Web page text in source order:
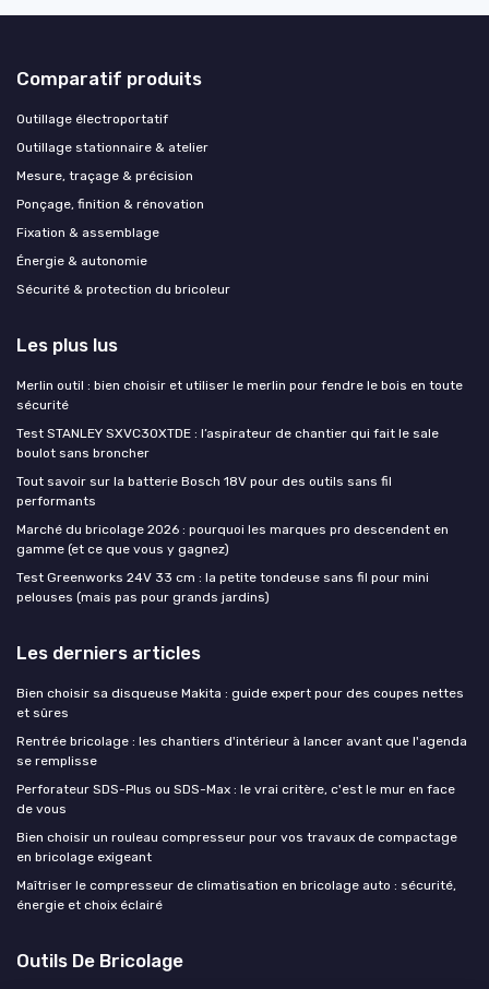
Comparatif produits
Outillage électroportatif
Outillage stationnaire & atelier
Mesure, traçage & précision
Ponçage, finition & rénovation
Fixation & assemblage
Énergie & autonomie
Sécurité & protection du bricoleur
Les plus lus
Merlin outil : bien choisir et utiliser le merlin pour fendre le bois en toute
sécurité
Test STANLEY SXVC30XTDE : l’aspirateur de chantier qui fait le sale
boulot sans broncher
Tout savoir sur la batterie Bosch 18V pour des outils sans fil
performants
Marché du bricolage 2026 : pourquoi les marques pro descendent en
gamme (et ce que vous y gagnez)
Test Greenworks 24V 33 cm : la petite tondeuse sans fil pour mini
pelouses (mais pas pour grands jardins)
Les derniers articles
Bien choisir sa disqueuse Makita : guide expert pour des coupes nettes
et sûres
Rentrée bricolage : les chantiers d'intérieur à lancer avant que l'agenda
se remplisse
Perforateur SDS-Plus ou SDS-Max : le vrai critère, c'est le mur en face
de vous
Bien choisir un rouleau compresseur pour vos travaux de compactage
en bricolage exigeant
Maîtriser le compresseur de climatisation en bricolage auto : sécurité,
énergie et choix éclairé
Outils De Bricolage